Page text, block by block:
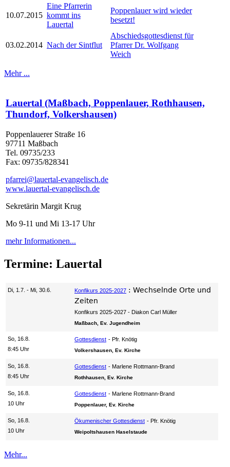
10.07.2015
Eine Pfarrerin
kommt ins
Lauertal
Poppenlauer wird wieder
besetzt!
03.02.2014 Nach der Sintflut
Abschiedsgottesdienst für
Pfarrer Dr. Wolfgang
Weich
Mehr ...
Lauertal (Maßbach, Poppenlauer, Rothhausen,
Thundorf, Volkershausen)
Poppenlauerer Straße 16
97711 Maßbach
Tel. 09735/233
Fax: 09735/828341
pfarrei@lauertal-evangelisch.de
www.lauertal-evangelisch.de
Sekretärin Margit Krug
Mo 9-11 und Mi 13-17 Uhr
mehr Informationen...
Termine: Lauertal
Di, 1.7. - Mi, 30.6. Konfikurs 2025-2027 : Wechselnde Orte und
Zeiten
Konfikurs 2025-2027 Diakon Carl Müller
Maßbach, Ev. Jugendheim
So, 16.8.
8:45 Uhr
Gottesdienst Pfr. Knötig
Volkershausen, Ev. Kirche
So, 16.8.
8:45 Uhr
Gottesdienst Marlene Rottmann-Brand
Rothhausen, Ev. Kirche
So, 16.8.
10 Uhr
Gottesdienst Marlene Rottmann-Brand
Poppenlauer, Ev. Kirche
So, 16.8.
10 Uhr
Ökumenischer Gottesdienst Pfr. Knötig
Weipoltshausen Haselstaude
Mehr...